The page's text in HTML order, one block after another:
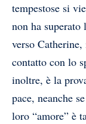
tempestose si
non ha superato
verso
contatto con lo
inoltre, è la
pace, neanche
loro “amore” è